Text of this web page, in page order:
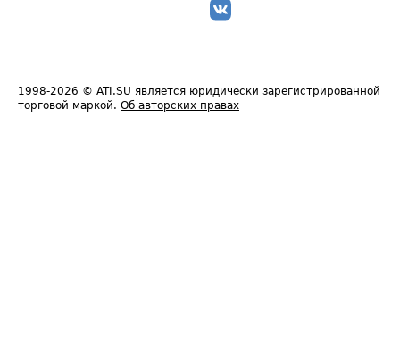
1998-2026 © ATI.SU является юридически зарегистрированной
торговой маркой. Об авторских правах